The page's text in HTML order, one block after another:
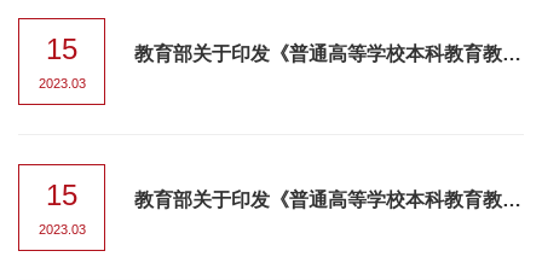
15
2023.03
教育部关于印发《普通高等学校本科教育教学 审核评估实施方案（2021—2025年）》的通知
15
2023.03
教育部关于印发《普通高等学校本科教育教学 审核评估实施方案（2021—2025年）》的通知